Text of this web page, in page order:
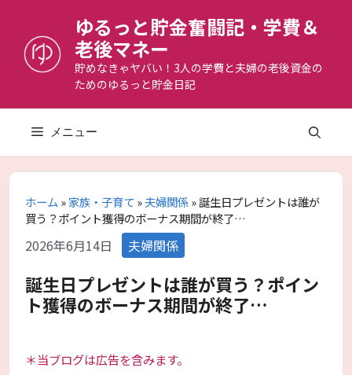
へ
ゆるっと貯金奮闘記・学費＆
老後マネー
貯めなきゃヤバい！3人の学費と夫婦の老後資金の
ためのゆるっと貯金日記
メニュー
ホーム»家族・子育て»夫婦関係»誕生日プレゼントは誰が
買う？ポイント獲得のボーナス期間が終了…
2026年6月14日 カ
テ
ゴ
リ
ー
夫婦関係
誕生日プレゼントは誰が買う？ポイン
ト獲得のボーナス期間が終了…
＊当ブログは広告を含みます。